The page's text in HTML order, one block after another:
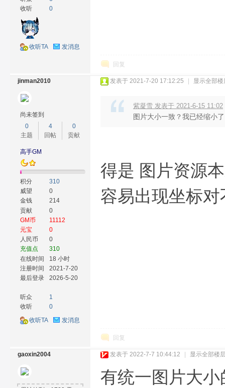
收听
0
收听TA 发消息
回复
jinman2010
尚未签到
0
主题
4
回帖
0
贡献
高手GM
积分
310
威望
0
金钱
214
贡献
0
GM币
11112
元宝
0
人民币
0
充值点
310
在线时间
18 小时
注册时间
2021-7-20
最后登录
2026-5-20
听众
1
收听
0
收听TA
发消息
发表于 2021-7-20 17:12:25 显示全部楼
紫凝雪 发表于 2021-6-15 11:02
图片大小一致？我已经缩小
得是 图片资源
容易出现坐标
回复
gaoxin2004 发表于 2022-7-7 10:44:12 显示全部楼
有统一图片大